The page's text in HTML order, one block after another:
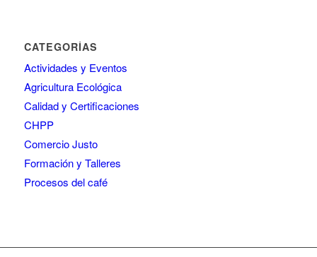
CATEGORÍAS
Actividades y Eventos
Agricultura Ecológica
Calidad y Certificaciones
CHPP
Comercio Justo
Formación y Talleres
Procesos del café